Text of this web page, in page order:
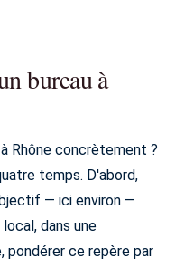
bureau à
Rhône concrètement ?
temps. D'abord,
— ici environ —
dans une
ce repère par